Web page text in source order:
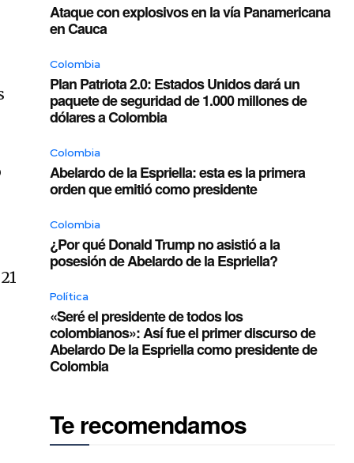
Ataque con explosivos en la vía Panamericana
en Cauca
Colombia
Plan Patriota 2.0: Estados Unidos dará un
paquete de seguridad de 1.000 millones de
dólares a Colombia
Colombia
Abelardo de la Espriella: esta es la primera
orden que emitió como presidente
Colombia
¿Por qué Donald Trump no asistió a la
posesión de Abelardo de la Espriella?
Política
«Seré el presidente de todos los
colombianos»: Así fue el primer discurso de
Abelardo De la Espriella como presidente de
Colombia
Te recomendamos